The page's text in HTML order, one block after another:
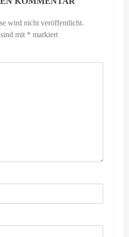
wird nicht veröffentlicht.
mit * markiert